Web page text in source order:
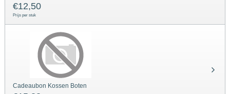
€12,50
Prijs per stuk
Cadeaubon Kossen Boten